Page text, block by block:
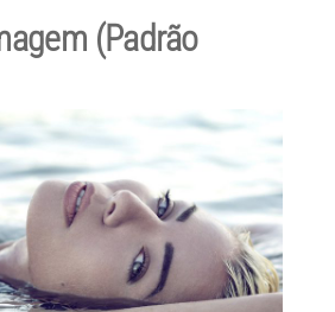
(Padrão